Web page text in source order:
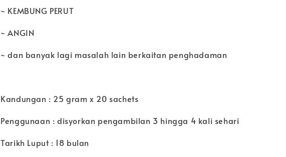
~ KEMBUNG PERUT
~ ANGIN
~ dan banyak lagi masalah lain berkaitan penghadaman
Kandungan : 25 gram x 20 sachets
Penggunaan : disyorkan pengambilan 3 hingga 4 kali sehari
Tarikh Luput : 18 bulan